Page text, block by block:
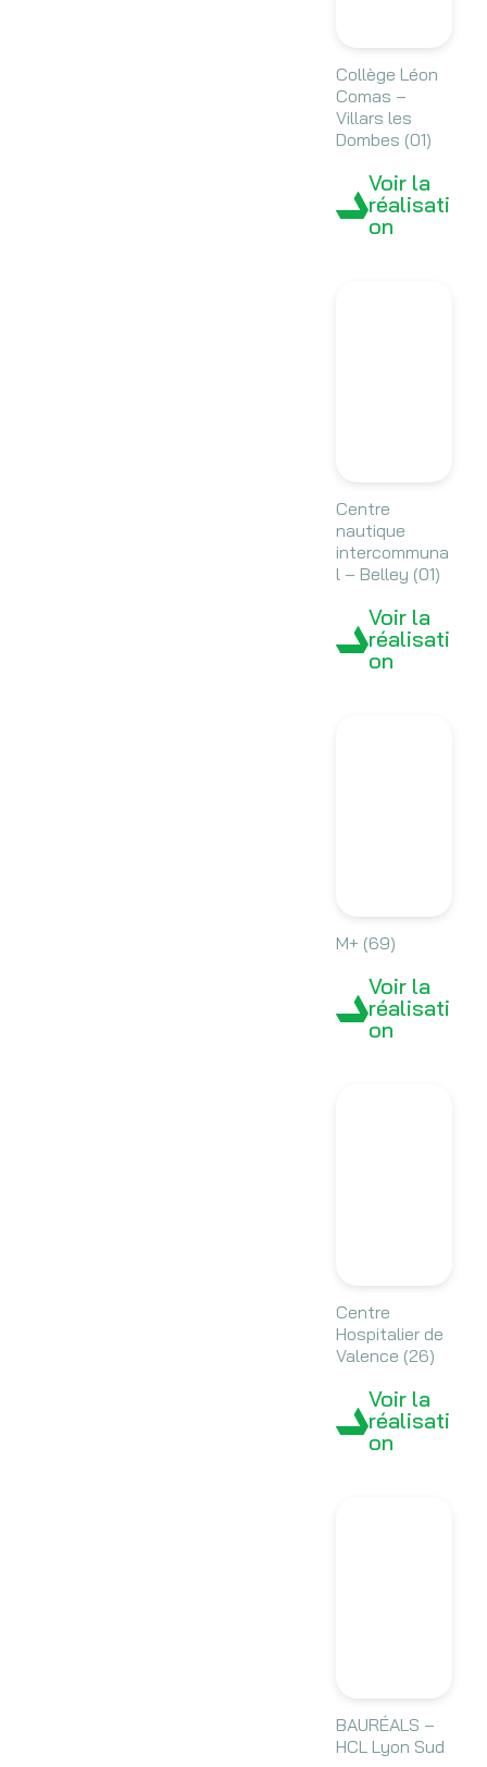
Collège Léon
Comas –
Villars les
Dombes (01)
Voir la
réalisati
on
Centre
nautique
intercommuna
l – Belley (01)
Voir la
réalisati
on
M+ (69)
Voir la
réalisati
on
Centre
Hospitalier de
Valence (26)
Voir la
réalisati
on
BAURÉALS –
HCL Lyon Sud